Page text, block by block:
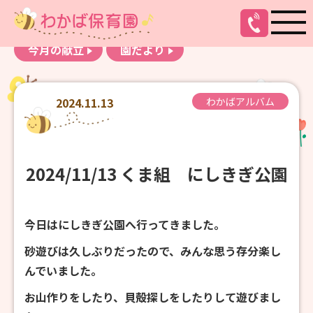
お知らせ
わかばアルバム
今月の献立
園だより
2024.11.13 わかばアルバム
2024/11/13 くま組 にしきぎ公園
今日はにしきぎ公園へ行ってきました。
砂遊びは久しぶりだったので、みんな思う存分楽し
んでいました。
お山作りをしたり、貝殻探しをしたりして遊びまし